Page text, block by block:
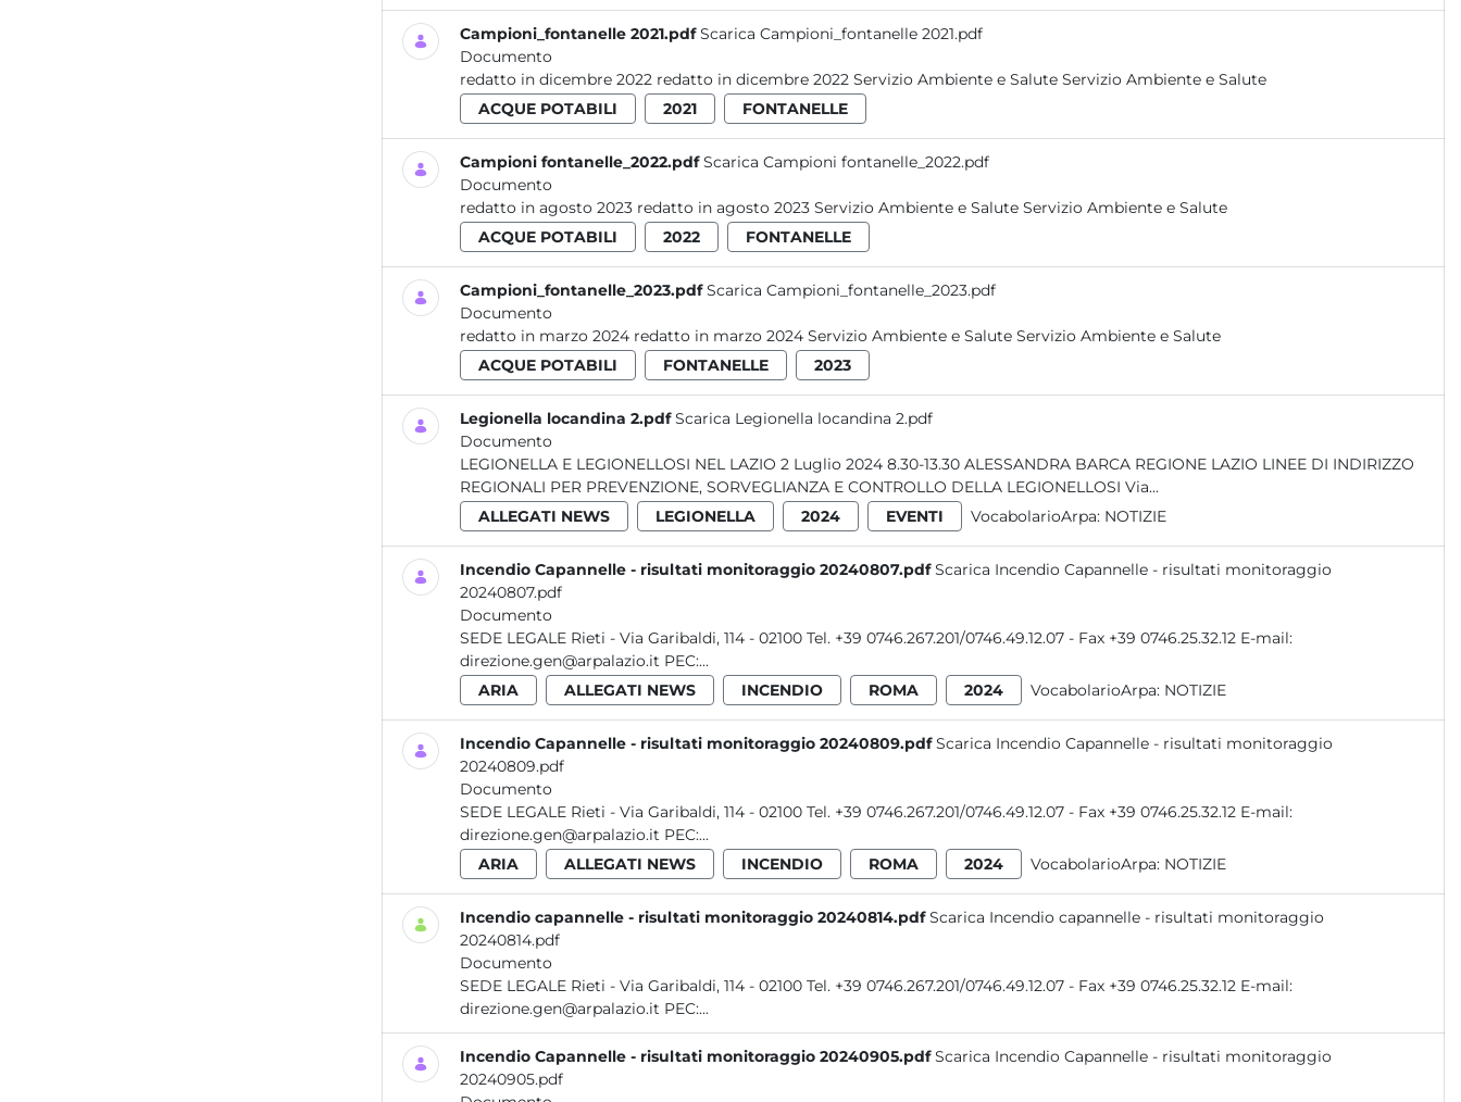
Campioni_fontanelle 2021.pdf Scarica Campioni_fontanelle 2021.pdf
Documento
redatto in dicembre 2022 redatto in dicembre 2022 Servizio Ambiente e Salute Servizio Ambiente e Salute
ACQUE POTABILI
2021 FONTANELLE
Campioni fontanelle_2022.pdf Scarica Campioni fontanelle_2022.pdf
Documento
redatto in agosto 2023 redatto in agosto 2023 Servizio Ambiente e Salute Servizio Ambiente e Salute
ACQUE POTABILI
2022 FONTANELLE
Campioni_fontanelle_2023.pdf Scarica Campioni_fontanelle_2023.pdf
Documento
redatto in marzo 2024 redatto in marzo 2024 Servizio Ambiente e Salute Servizio Ambiente e Salute
ACQUE POTABILI
FONTANELLE 2023
Legionella locandina 2.pdf Scarica Legionella locandina 2.pdf
Documento
LEGIONELLA E LEGIONELLOSI NEL LAZIO 2 Luglio 2024 8.30-13.30 ALESSANDRA BARCA REGIONE LAZIO LINEE DI INDIRIZZO
REGIONALI PER PREVENZIONE, SORVEGLIANZA E CONTROLLO DELLA LEGIONELLOSI Via...
ALLEGATI NEWS
LEGIONELLA 2024 EVENTI VocabolarioArpa: NOTIZIE
Incendio Capannelle - risultati monitoraggio 20240807.pdf Scarica Incendio Capannelle - risultati monitoraggio
20240807.pdf
Documento
SEDE LEGALE Rieti - Via Garibaldi, 114 - 02100 Tel. +39 0746.267.201/0746.49.12.07 - Fax +39 0746.25.32.12 E-mail:
direzione.gen@arpalazio.it PEC:...
ARIA
ALLEGATI NEWS INCENDIO ROMA 2024 VocabolarioArpa: NOTIZIE
Incendio Capannelle - risultati monitoraggio 20240809.pdf Scarica Incendio Capannelle - risultati monitoraggio
20240809.pdf
Documento
SEDE LEGALE Rieti - Via Garibaldi, 114 - 02100 Tel. +39 0746.267.201/0746.49.12.07 - Fax +39 0746.25.32.12 E-mail:
direzione.gen@arpalazio.it PEC:...
ARIA
ALLEGATI NEWS INCENDIO ROMA 2024 VocabolarioArpa: NOTIZIE
Incendio capannelle - risultati monitoraggio 20240814.pdf Scarica Incendio capannelle - risultati monitoraggio
20240814.pdf
Documento
SEDE LEGALE Rieti - Via Garibaldi, 114 - 02100 Tel. +39 0746.267.201/0746.49.12.07 - Fax +39 0746.25.32.12 E-mail:
direzione.gen@arpalazio.it PEC:...
Incendio Capannelle - risultati monitoraggio 20240905.pdf Scarica Incendio Capannelle - risultati monitoraggio
20240905.pdf